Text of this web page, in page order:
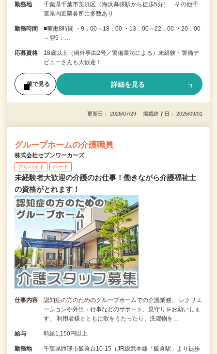
勤務地
千葉県千葉市美浜区（海浜幕張駅から徒歩5分） その他千
葉県内近隣各所に多数あり
勤務時間
■実働8時間 ・9：00～18：00 ・13：00～22：00 ・20：00
～翌5：…
応募資格
18歳以上（例外事由2号／警備業法による）未経験・警備デ
ビューさんも大歓迎！
後で見る 詳細を見る
更新日： 2026/07/29 掲載終了日： 2026/09/01
グループホームの介護職員
株式会社セブンワーカーズ
アルバイト パート
未経験者大歓迎の介護のお仕事！働きながら介護福祉士
の資格がとれます！
仕事内容
認知症の方のためのグループホームでの介護業務。 レクリエ
ーションや外出・行事などのサポート、見守りをお願いしま
す。 利用者様とともに歌をうたったり、洗濯物を…
給与 時給1,150円以上
勤務地
千葉県匝瑳市飯倉台10-15（JR総武本線「飯倉駅」より徒歩